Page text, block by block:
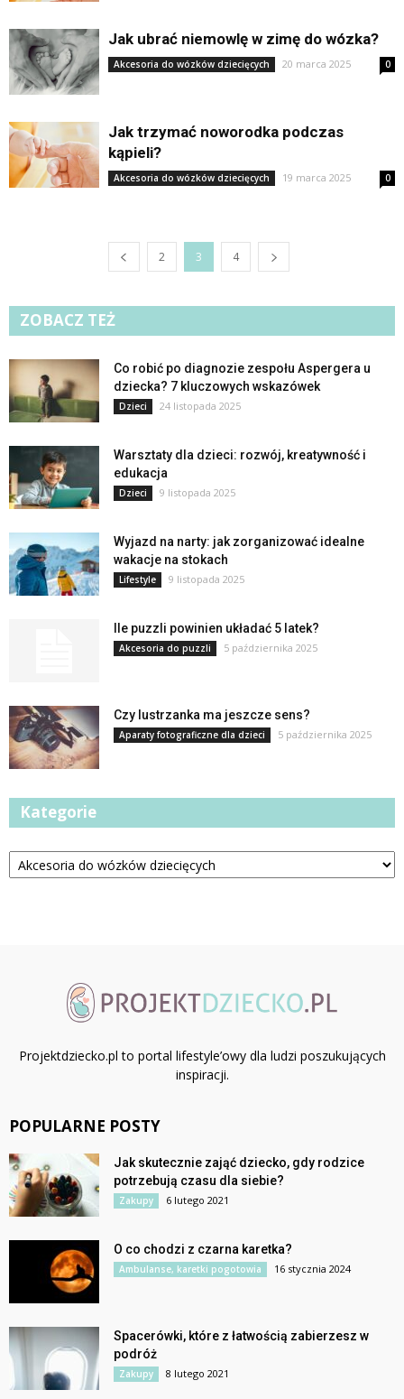
Jak ubrać niemowlę w zimę do wózka?
Akcesoria do wózków dziecięcych 20 marca 2025 0
Jak trzymać noworodka podczas
kąpieli?
Akcesoria do wózków dziecięcych 19 marca 2025 0
2 3 4
ZOBACZ TEŻ
Co robić po diagnozie zespołu Aspergera u
dziecka? 7 kluczowych wskazówek
Dzieci 24 listopada 2025
Warsztaty dla dzieci: rozwój, kreatywność i
edukacja
Dzieci 9 listopada 2025
Wyjazd na narty: jak zorganizować idealne
wakacje na stokach
Lifestyle 9 listopada 2025
Ile puzzli powinien układać 5 latek?
Akcesoria do puzzli 5 października 2025
Czy lustrzanka ma jeszcze sens?
Aparaty fotograficzne dla dzieci 5 października 2025
Kategorie
Kategorie
Projektdziecko.pl to portal lifestyle’owy dla ludzi poszukujących
inspiracji.
POPULARNE POSTY
Jak skutecznie zająć dziecko, gdy rodzice
potrzebują czasu dla siebie?
Zakupy 6 lutego 2021
O co chodzi z czarna karetka?
Ambulanse, karetki pogotowia 16 stycznia 2024
Spacerówki, które z łatwością zabierzesz w
podróż
Zakupy 8 lutego 2021